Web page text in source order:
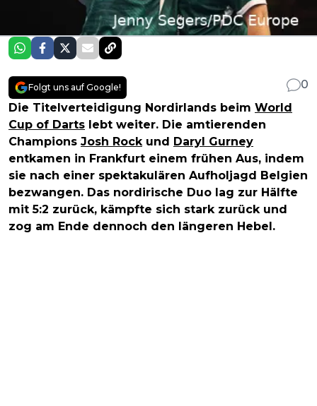
Folgt uns auf Google!
0
Die Titelverteidigung Nordirlands beim World
Cup of Darts lebt weiter. Die amtierenden
Champions Josh Rockund
Daryl Gurney
entkamen in Frankfurt einem frühen Aus, indem
sie nach einer spektakulären Aufholjagd Belgien
bezwangen. Das nordirische Duo lag zur Hälfte
mit 5:2 zurück, kämpfte sich stark zurück und
zog am Ende dennoch den längeren Hebel.